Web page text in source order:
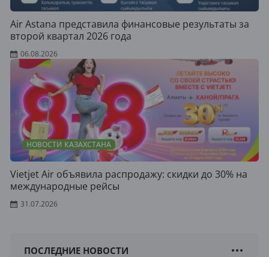
Air Astana представила финансовые результаты за
второй квартал 2026 года
06.08.2026
НОВОСТИ КАЗАХСТАНА
Vietjet Air объявила распродажу: скидки до 30% на
международные рейсы
31.07.2026
ПОСЛЕДНИЕ НОВОСТИ